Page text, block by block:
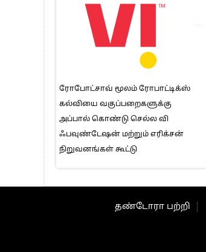
ரோபோட்சாவ் மூலம் ரோபாட்டிக்ஸ்
கல்வியை வகுப்பறைகளுக்கு
அப்பால் கொண்டு செல்ல வி
ஃபவுண்டேஷன் மற்றும் எரிக்சன்
நிறுவனங்கள் கூட்டு
தண்டோரா பற்றி